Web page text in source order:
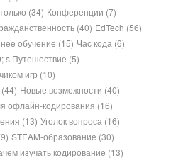
(34) Конференции (7)
(40) EdTech (56)
обучение (15) Час кода (6)
s Путешествие (5)
игр (10)
(44) Новые возможности (40)
офлайн-кодирования (16)
(13) Уголок вопроса (16)
STEAM-образование (30)
изучать кодирование (13)